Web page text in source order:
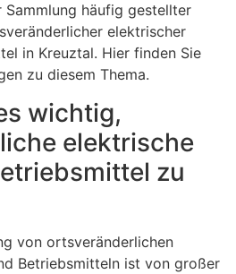
Sammlung häufig gestellter
elektrischer
in Kreuztal. Hier finden Sie
zu diesem Thema.
wichtig,
elektrische
zu
von ortsveränderlichen
Betriebsmitteln ist von großer